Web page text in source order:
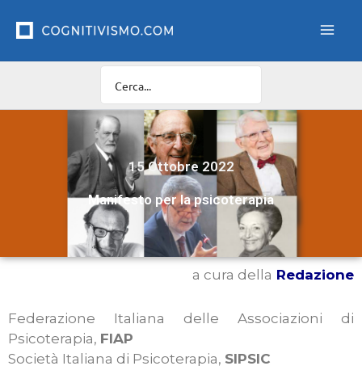
15 Ottobre 2022
Manifesto per la psicoterapia
a cura della Redazione
Federazione Italiana delle Associazioni di
Psicoterapia, FIAP
Società Italiana di Psicoterapia, SIPSIC